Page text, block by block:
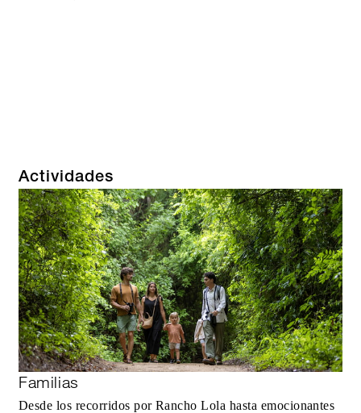
Actividades
Familias
Desde los recorridos por Rancho Lola hasta emocionantes